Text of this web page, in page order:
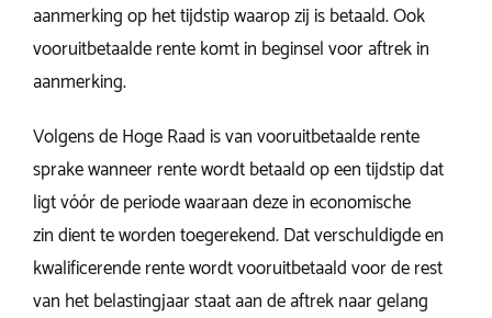
aanmerking op het tijdstip waarop zij is betaald. Ook
vooruitbetaalde rente komt in beginsel voor aftrek in
aanmerking.
Volgens de Hoge Raad is van vooruitbetaalde rente
sprake wanneer rente wordt betaald op een tijdstip dat
ligt vóór de periode waaraan deze in economische
zin dient te worden toegerekend. Dat verschuldigde en
kwalificerende rente wordt vooruitbetaald voor de rest
van het belastingjaar staat aan de aftrek naar gelang